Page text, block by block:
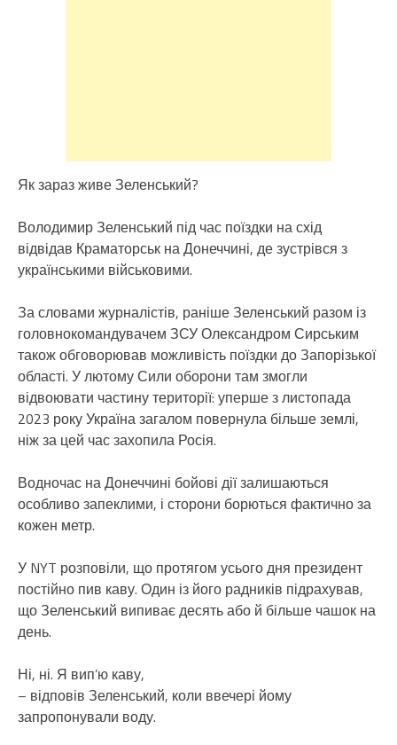
Як зараз живе Зеленський?
Володимир Зеленський під час поїздки на схід
відвідав Краматорськ на Донеччині, де зустрівся з
українськими військовими.
За словами журналістів, раніше Зеленський разом із
головнокомандувачем ЗСУ Олександром Сирським
також обговорював можливість поїздки до Запорізької
області. У лютому Сили оборони там змогли
відвоювати частину території: уперше з листопада
2023 року Україна загалом повернула більше землі,
ніж за цей час захопила Росія.
Водночас на Донеччині бойові дії залишаються
особливо запеклими, і сторони борються фактично за
кожен метр.
У NYT розповіли, що протягом усього дня президент
постійно пив каву. Один із його радників підрахував,
що Зеленський випиває десять або й більше чашок на
день.
Ні, ні. Я вип’ю каву,
– відповів Зеленський, коли ввечері йому
запропонували воду.